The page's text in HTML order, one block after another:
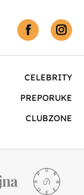
CELEBRITY
PREPORUKE
CLUBZONE